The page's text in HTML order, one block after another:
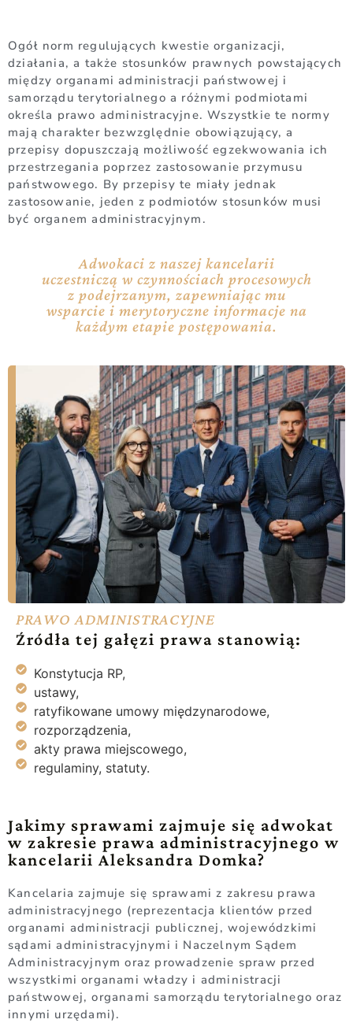
Ogół norm regulujących kwestie organizacji,
działania, a także stosunków prawnych powstających
między organami administracji państwowej i
samorządu terytorialnego a różnymi podmiotami
określa prawo administracyjne. Wszystkie te normy
mają charakter bezwzględnie obowiązujący, a
przepisy dopuszczają możliwość egzekwowania ich
przestrzegania poprzez zastosowanie przymusu
państwowego. By przepisy te miały jednak
zastosowanie, jeden z podmiotów stosunków musi
być organem administracyjnym.
Adwokaci z naszej kancelarii
uczestniczą w czynnościach procesowych
z podejrzanym, zapewniając mu
wsparcie i merytoryczne informacje na
każdym etapie postępowania.
PRAWO ADMINISTRACYJNE
Źródła tej gałęzi prawa stanowią:
Konstytucja RP,
ustawy,
ratyfikowane umowy międzynarodowe,
rozporządzenia,
akty prawa miejscowego,
regulaminy, statuty.
Jakimy sprawami zajmuje się adwokat
w zakresie prawa administracyjnego w
kancelarii Aleksandra Domka?
Kancelaria zajmuje się sprawami z zakresu prawa
administracyjnego (reprezentacja klientów przed
organami administracji publicznej, wojewódzkimi
sądami administracyjnymi i Naczelnym Sądem
Administracyjnym oraz prowadzenie spraw przed
wszystkimi organami władzy i administracji
państwowej, organami samorządu terytorialnego oraz
innymi urzędami).